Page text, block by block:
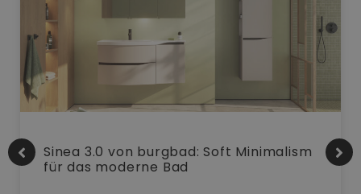
Sinea 3.0 von burgbad: Soft Minimalism
für das moderne Bad